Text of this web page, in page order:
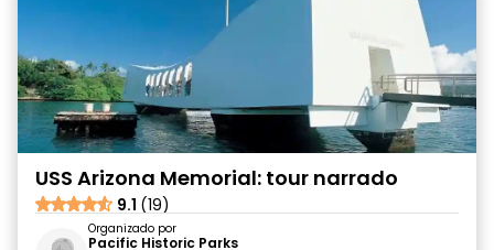
USS Arizona Memorial: tour narrado
9.1 (19)
Organizado por
Pacific Historic Parks